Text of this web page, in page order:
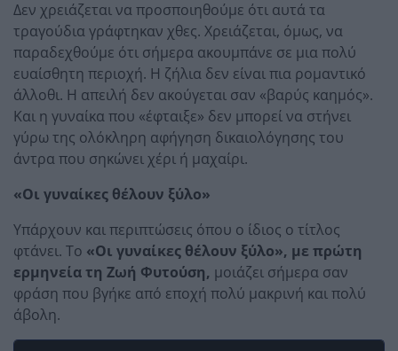
Δεν χρειάζεται να προσποιηθούμε ότι αυτά τα
τραγούδια γράφτηκαν χθες. Χρειάζεται, όμως, να
παραδεχθούμε ότι σήμερα ακουμπάνε σε μια πολύ
ευαίσθητη περιοχή. Η ζήλια δεν είναι πια ρομαντικό
άλλοθι. Η απειλή δεν ακούγεται σαν «βαρύς καημός».
Και η γυναίκα που «έφταιξε» δεν μπορεί να στήνει
γύρω της ολόκληρη αφήγηση δικαιολόγησης του
άντρα που σηκώνει χέρι ή μαχαίρι.
«Οι γυναίκες θέλουν ξύλο»
Υπάρχουν και περιπτώσεις όπου ο ίδιος ο τίτλος
φτάνει. Το «Οι γυναίκες θέλουν ξύλο», με πρώτη
ερμηνεία τη Ζωή Φυτούση, μοιάζει σήμερα σαν
φράση που βγήκε από εποχή πολύ μακρινή και πολύ
άβολη.